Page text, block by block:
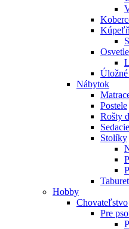
Nábytok
Postele
Rošty
Stolíky
Hobby
Chovateľstvo
Pre